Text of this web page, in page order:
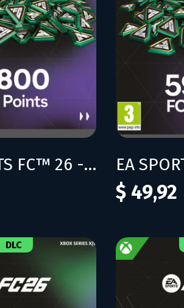
EA SPORTS FC™ 26 - FC Points 2800
$ 49,92
DLC